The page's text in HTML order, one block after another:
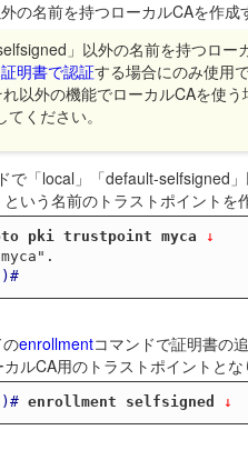
の名前を持つローカルCAを作
」以外の名前を持つロ
明書で認証する場合にのみ使用
以外の機能でローカルCAを使う
ください。
で「local」「default-selfsigned
いう名前のトラストポイントを
pki trustpoint myca ↓
enrollmentコマンドで証明書の
ルCA用のトラストポイントと
enrollment selfsigned ↓